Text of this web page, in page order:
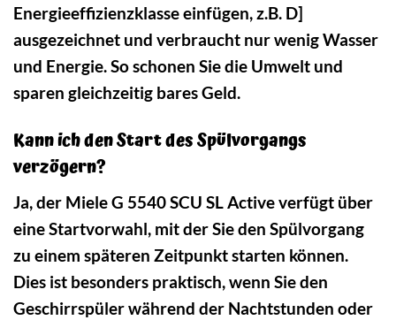
Energieeffizienzklasse einfügen, z.B. D]
ausgezeichnet und verbraucht nur wenig Wasser
und Energie. So schonen Sie die Umwelt und
sparen gleichzeitig bares Geld.
Kann ich den Start des Spülvorgangs
verzögern?
Ja, der Miele G 5540 SCU SL Active verfügt über
eine Startvorwahl, mit der Sie den Spülvorgang
zu einem späteren Zeitpunkt starten können.
Dies ist besonders praktisch, wenn Sie den
Geschirrspüler während der Nachtstunden oder